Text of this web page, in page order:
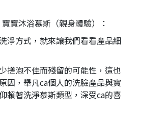
寶沐浴慕斯（親身體驗）：
淨方式，就來讓我們看看產品細
搓泡不佳而殘留的可能性，這也
因，舉凡ca個人的洗臉產品與寶
賴著洗淨慕斯類型，深受ca的喜